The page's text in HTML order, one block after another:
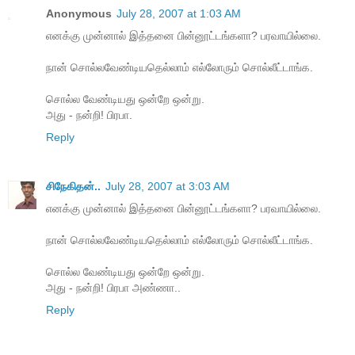
Anonymous July 28, 2007 at 1:03 AM
எனக்கு முன்னால் இத்தனை பின்னூட்டங்களா? பரவாயில்லை.
நான் சொல்லவேண்டியதெல்லாம் எல்லோரும் சொல்லீட்டாங்க.
சொல்ல வேண்டியது ஒன்றே ஒன்று.
அது - நன்றி! பிரபா.
Reply
சிநேகிதன்.. July 28, 2007 at 3:03 AM
எனக்கு முன்னால் இத்தனை பின்னூட்டங்களா? பரவாயில்லை.
நான் சொல்லவேண்டியதெல்லாம் எல்லோரும் சொல்லீட்டாங்க.
சொல்ல வேண்டியது ஒன்றே ஒன்று.
அது - நன்றி! பிரபா அண்ணா..
Reply